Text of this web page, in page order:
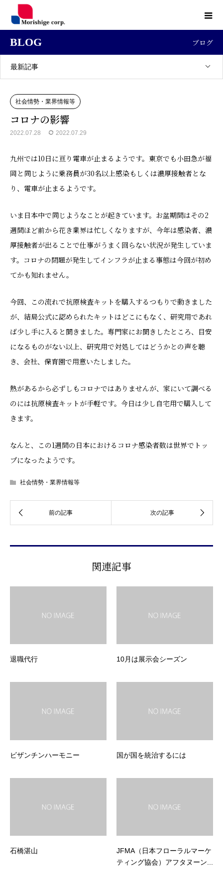
BLOG ブログ
最新記事
社会情勢・業界情報等
コロナの影響
2022.07.28 2022.07.29
九州では10日に亘り電車が止まるようです。東京でも小田急が福
岡と同じように乗務員が30名以上感染もしくは濃厚接触者とな
り、電車が止まるようです。
いま日本中で同じようなことが起きています。お盆期間はその2
週間ほど前から花き業界は忙しくなりますが、今年は感染者、濃
厚接触者が出ることで仕事がうまく回らない状況が発生していま
す。コロナの問題が発生してインフラが止まる事態は今回が初め
てかも知れません。
今回、この流れで抗原検査キットを購入するつもりで動きました
が、結局公式に認められたキットはどこにもなく、研究用であれ
ば少し手に入ると聞きました。専門家にお聞きしたところ、目安
になるものがない以上、研究用で対処してはどうかとの声を聴
き、会社、保育園で用意いたしました。
熱があるから必ずしもコロナではありませんが、家にいて調べる
のには抗原検査キットが手軽です。今日は少し自宅用で購入して
きます。
なんと、この1週間の日本におけるコロナ感染者数は世界でトッ
プになったようです。
社会情勢・業界情報等
関連記事
退職代行 10月は展示会シーズン
ビザンチンハーモニー 国が国を統治するには
石橋湛山
JFMA（日本フローラルマーケ
ティング協会）アフタヌーン...